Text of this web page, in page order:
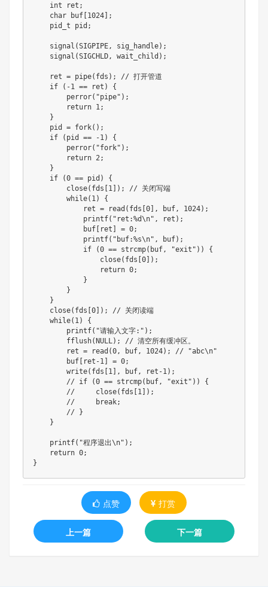
int ret;
char buf[1024];
pid_t pid;
signal(SIGPIPE, sig_handle);
signal(SIGCHLD, wait_child);
ret = pipe(fds); // 打开管道
if (-1 == ret) {
perror("pipe");
return 1;
}
pid = fork();
if (pid == -1) {
perror("fork");
return 2;
}
if (0 == pid) {
close(fds[1]); // 关闭写端
while(1) {
ret = read(fds[0], buf, 1024);
printf("ret:%d\n", ret);
buf[ret] = 0;
printf("buf:%s\n", buf);
if (0 == strcmp(buf, "exit")) {
close(fds[0]);
return 0;
}
}
}
close(fds[0]); // 关闭读端
while(1) {
printf("请输入文字:");
fflush(NULL); // 清空所有缓冲区。
ret = read(0, buf, 1024); // "abc\n"
buf[ret-1] = 0;
write(fds[1], buf, ret-1);
// if (0 == strcmp(buf, "exit")) {
//     close(fds[1]);
//     break;
// }
}
printf("程序退出\n");
return 0;
}
点赞 打赏
上一篇 下一篇